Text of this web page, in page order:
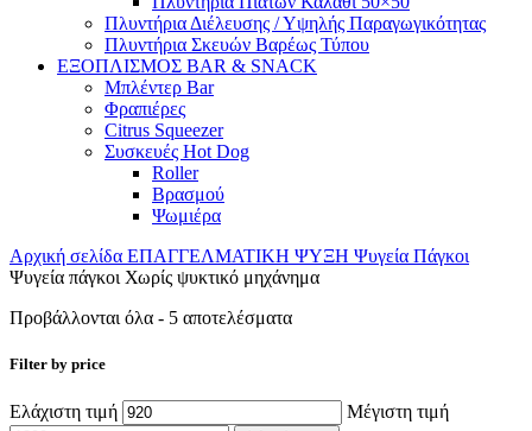
Πλυντήρια Διέλευσης / Υψηλής Παραγωγικότητας
Πλυντήρια Σκευών Βαρέως Τύπου
ΕΞΟΠΛΙΣΜΟΣ BAR & SNACK
Μπλέντερ Bar
Φραπιέρες
Citrus Squeezer
Συσκευές Hot Dog
Roller
Βρασμού
Ψωμιέρα
Αρχική σελίδα ΕΠΑΓΓΕΛΜΑΤΙΚΗ ΨΥΞΗ Ψυγεία Πάγκοι
Ψυγεία πάγκοι Χωρίς ψυκτικό μηχάνημα
Προβάλλονται όλα - 5 αποτελέσματα
Filter by price
Ελάχιστη τιμή Μέγιστη τιμή